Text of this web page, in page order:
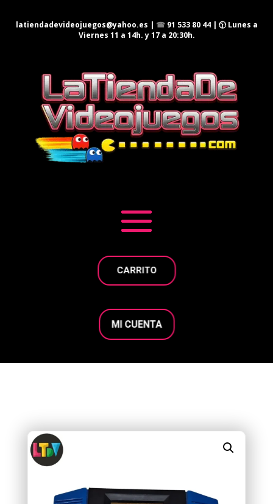
latiendadevideojuegos@yahoo.es | ☎ 91 533 80 44| 🕦 Lunes a
Viernes 11 a 14h. y 17 a 20:30h.
CARRITO
MI CUENTA